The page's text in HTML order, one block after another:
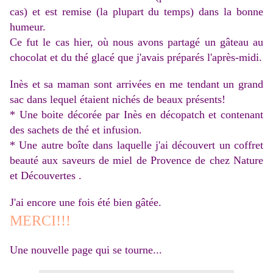
cas) et est remise (la plupart du temps) dans la bonne
humeur.
Ce fut le cas hier, où nous avons partagé un gâteau au
chocolat et du thé glacé que j'avais préparés l'après-midi.
Inès et sa maman sont arrivées en me tendant un grand
sac dans lequel étaient nichés de beaux présents!
* Une boite décorée par Inès en décopatch et contenant
des sachets de thé et infusion.
* Une autre boîte dans laquelle j'ai découvert un coffret
beauté aux saveurs de miel de Provence de chez Nature
et Découvertes .
J'ai encore une fois été bien gâtée.
MERCI!!!
Une nouvelle page qui se tourne...